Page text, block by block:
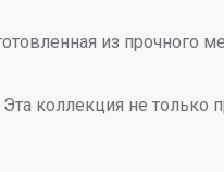
из прочного
коллекция не только